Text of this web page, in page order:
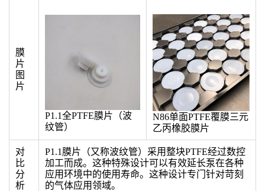
膜
片
图
片
P1.1全PTFE膜片（波
纹管）
N86单面PTFE覆膜三元
乙丙橡胶膜片
对
比
分
析
P1.1膜片（又称波纹管）采用整块PTFE经过数控
加工而成。这种特殊设计可以有效延长泵在各种
应用环境中的使用寿命。这种设计专门针对苛刻
的气体应用领域。